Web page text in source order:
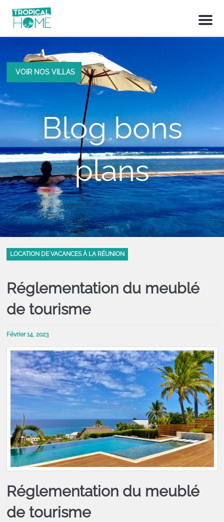
M
n
VOIR NOS VILLAS
Blog bons
plans
LOCATION DE VACANCES À LA RÉUNION
Réglementation du meublé
de tourisme
Février 14, 2023
Réglementation du meublé
de tourisme